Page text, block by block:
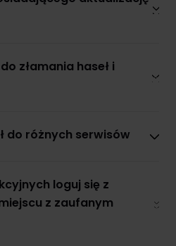
i prywatnym. Kompleksowa
formie.
złamania haseł i
do różnych serwisów
loguj się z
z zaufanym